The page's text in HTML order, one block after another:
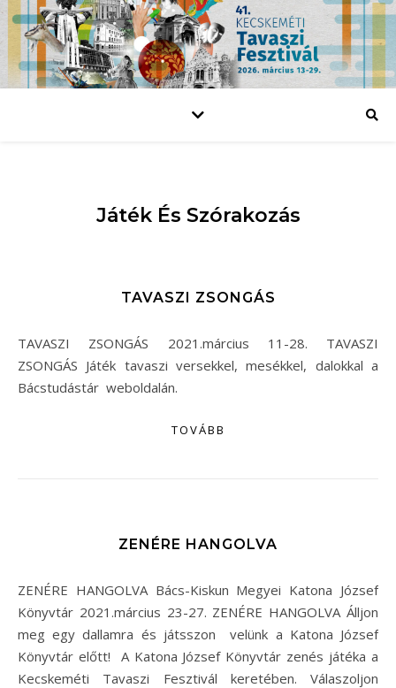
Játék És Szórakozás
TAVASZI ZSONGÁS
TAVASZI ZSONGÁS 2021.március 11-28. TAVASZI
ZSONGÁS Játék tavaszi versekkel, mesékkel, dalokkal a
Bácstudástár weboldalán.
TOVÁBB
ZENÉRE HANGOLVA
ZENÉRE HANGOLVA Bács-Kiskun Megyei Katona József
Könyvtár 2021.március 23-27. ZENÉRE HANGOLVA Álljon
meg egy dallamra és játsszon velünk a Katona József
Könyvtár előtt! A Katona József Könyvtár zenés játéka a
Kecskeméti Tavaszi Fesztivál keretében. Válaszoljon